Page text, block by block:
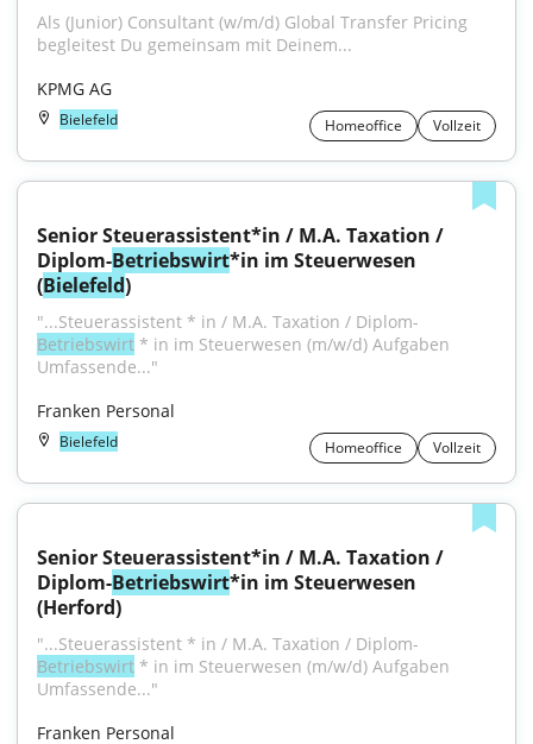
Als (Junior) Consultant (w/m/d) Global Transfer Pricing
begleitest Du gemeinsam mit Deinem...
KPMG AG
Bielefeld Homeoffice Vollzeit
Senior Steuerassistent*in / M.A. Taxation /
Diplom-Betriebswirt*in im Steuerwesen
(Bielefeld)
"...Steuerassistent * in / M.A. Taxation / Diplom-
Betriebswirt * in im Steuerwesen (m/w/d) Aufgaben
Umfassende..."
Franken Personal
Bielefeld Homeoffice Vollzeit
Senior Steuerassistent*in / M.A. Taxation /
Diplom-Betriebswirt*in im Steuerwesen
(Herford)
"...Steuerassistent * in / M.A. Taxation / Diplom-
Betriebswirt * in im Steuerwesen (m/w/d) Aufgaben
Umfassende..."
Franken Personal